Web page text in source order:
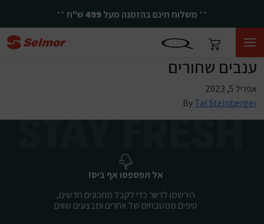
** משלוח חינם בהזמנה מעל499ש"ח **
ענבים שחורים
אפריל 5, 2023
ByTal Steinberger
אל תפספסו אף ביס!
הירשמו לדיוור כדי לקבל מתכונים חדשים,
טיפים ממטבחים של אחרים ומבצעים שווים